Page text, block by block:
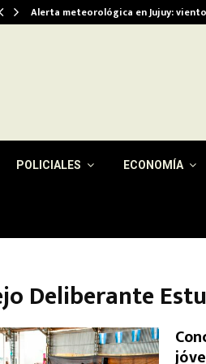
Alerta meteorológica en Jujuy:
POLICIALES ECONOMÍA
Deliberante